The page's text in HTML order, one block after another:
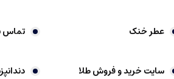
عطر خنک تماس
سایت خرید و فروش طلا